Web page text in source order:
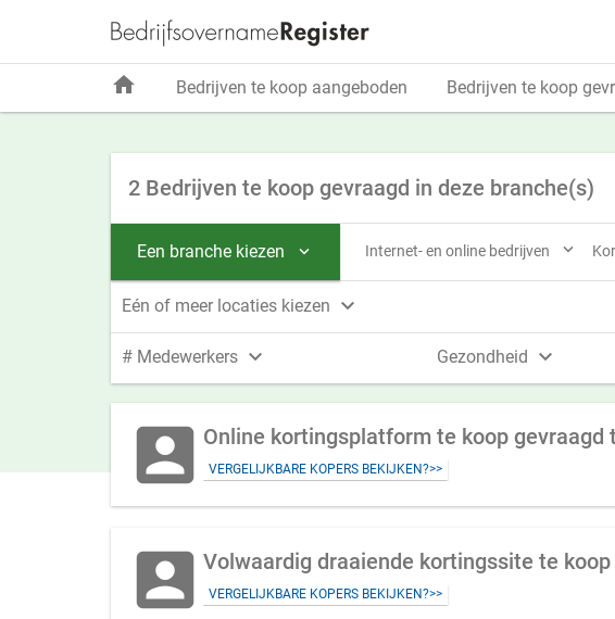
2 Bedrijven te koop gevraagd in deze branche(s)
Een branche kiezen  Internet- en online bedrijven 
Eén of meer locaties kiezen 
# Medewerkers  Gezondheid 
account_box Online kortingsplatform te koop gevraagd
VERGELIJKBARE KOPERS BEKIJKEN?>>
account_box Volwaardig draaiende kortingssite te koop
VERGELIJKBARE KOPERS BEKIJKEN?>>
home Bedrijven te koop aangeboden Bedrijven te koop